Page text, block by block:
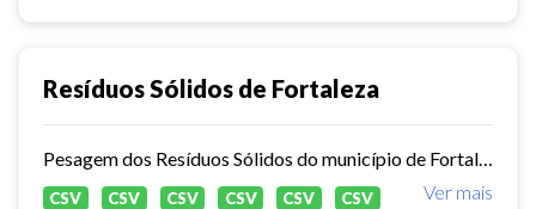
Resíduos Sólidos de Fortaleza
Ver mais
CSV CSV CSV CSV CSV
CSV